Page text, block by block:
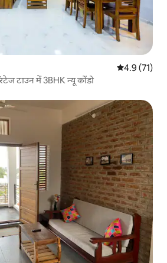
औसत रेटिंग 5
4.9 (71)
टाउन में 3BHK न्यू कोंडो